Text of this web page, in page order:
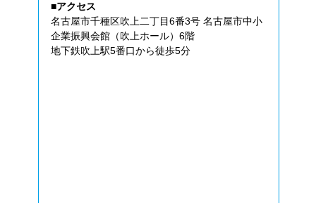
■アクセス
名古屋市千種区吹上二丁目6番3号 名古屋市中小
企業振興会館（吹上ホール）6階
地下鉄吹上駅5番口から徒歩5分